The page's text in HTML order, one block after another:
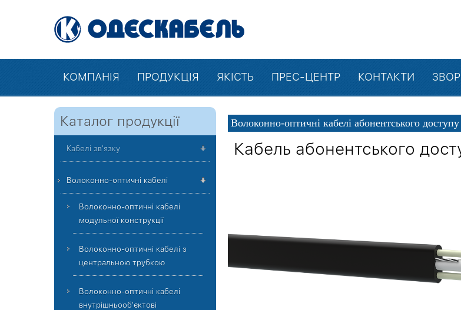
КОМПАНІЯ ПРОДУКЦІЯ ЯКІСТЬ ПРЕС-ЦЕНТР КОНТАКТИ
Каталог продукції
Кабелі зв'язку
Волоконно-оптичні кабелі
Волоконно-оптичні кабелі
модульної конструкції
Волоконно-оптичні кабелі з
центральною трубкою
Волоконно-оптичні кабелі
внутрішньооб'єктові
Волоконно-оптичні кабелі абонентського доступу
Кабель абонентського